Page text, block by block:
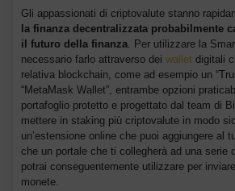
Gli appassionati di criptovalute stanno
la finanza decentralizzata probabilmente
il futuro della finanza. Per utilizzare la
necessario farlo attraverso dei wallet digitali
relativa blockchain, come ad esempio un
“MetaMask Wallet”, entrambe opzioni
portafoglio protetto e progettato dal team di
mettere in staking più criptovalute in modo
un’estensione online che puoi aggiungere al
che un portale che ti collegherà ad una serie
potrai conseguentemente utilizzare per
monete.